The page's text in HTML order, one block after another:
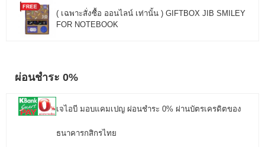
( เฉพาะสั่งซื้อ ออนไลน์ เท่านั้น ) GIFTBOX JIB SMILEY
FOR NOTEBOOK
ผ่อนชำระ 0%
เจไอบี มอบแคมเปญ ผ่อนชำระ 0% ผ่านบัตรเครดิตของ
ธนาคารกสิกรไทย